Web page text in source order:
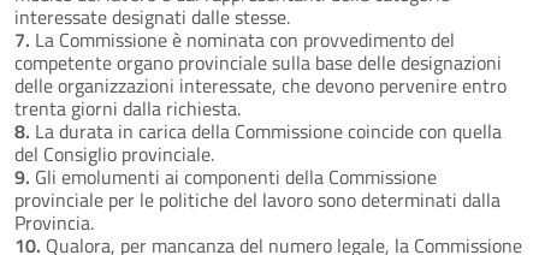
interessate designati dalle stesse.
7. La Commissione è nominata con provvedimento del
competente organo provinciale sulla base delle designazioni
delle organizzazioni interessate, che devono pervenire entro
trenta giorni dalla richiesta.
8. La durata in carica della Commissione coincide con quella
del Consiglio provinciale.
9. Gli emolumenti ai componenti della Commissione
provinciale per le politiche del lavoro sono determinati dalla
Provincia.
10. Qualora, per mancanza del numero legale, la Commissione